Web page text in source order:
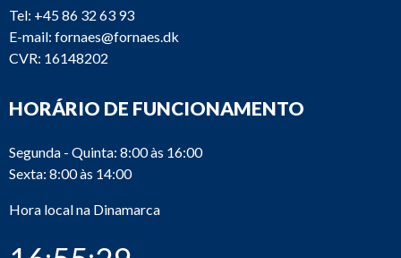
Tel: +45 86 32 63 93
E-mail: fornaes@fornaes.dk
CVR: 16148202
HORÁRIO DE FUNCIONAMENTO
Segunda - Quinta: 8:00 às 16:00
Sexta: 8:00 às 14:00
Hora local na Dinamarca